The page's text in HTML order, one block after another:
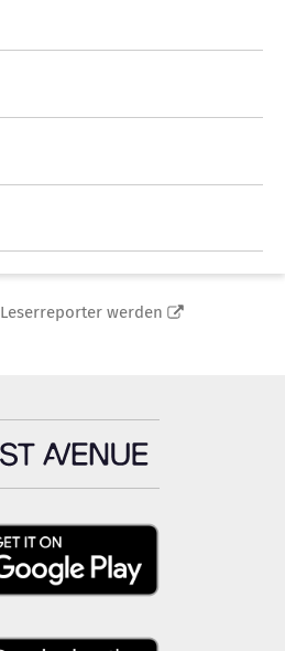
Leserreporter werden